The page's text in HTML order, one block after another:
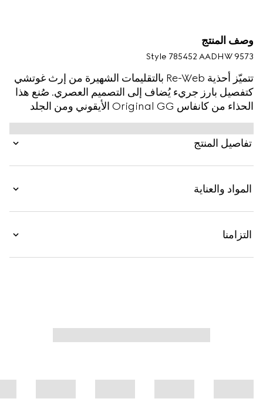
وصف المنتج
Style ‎785452 AADHW 9573
تتميّز أحذية Re-Web بالتقليمات الشهيرة من إرث غوتشي
كتفصيل بارز جريء يُضاف إلى التصميم العصري. صُنع هذا
الحذاء من كانفاس Original GG الأيقوني ومن الجلد
باللون الأبيض. يتميّز حذاء سنيكرز الجديد هذا بتفاصيل
أيقونية متعددة، ويحتل مركز الصدارة بفضل اللسان على
شكل شريط ويب باللونين الأخضر والأحمر.
تفاصيل المنتج
المواد والعناية
التزامنا